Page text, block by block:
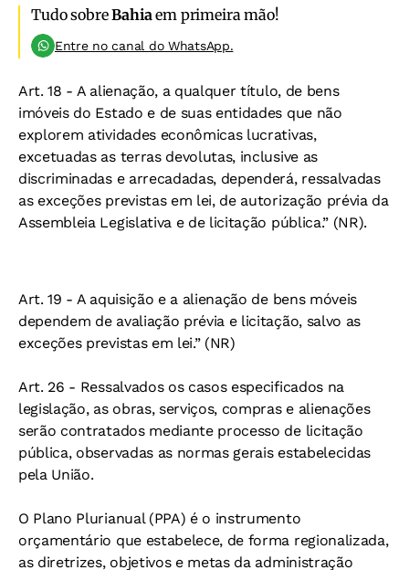
Tudo sobreBahia em primeira mão!
Entre no canal do WhatsApp.
Art. 18 - A alienação, a qualquer título, de bens
imóveis do Estado e de suas entidades que não
explorem atividades econômicas lucrativas,
excetuadas as terras devolutas, inclusive as
discriminadas e arrecadadas, dependerá, ressalvadas
as exceções previstas em lei, de autorização prévia da
Assembleia Legislativa e de licitação pública.” (NR).
Art. 19 - A aquisição e a alienação de bens móveis
dependem de avaliação prévia e licitação, salvo as
exceções previstas em lei.” (NR)
Art. 26 - Ressalvados os casos especificados na
legislação, as obras, serviços, compras e alienações
serão contratados mediante processo de licitação
pública, observadas as normas gerais estabelecidas
pela União.
O Plano Plurianual (PPA) é o instrumento
orçamentário que estabelece, de forma regionalizada,
as diretrizes, objetivos e metas da administração